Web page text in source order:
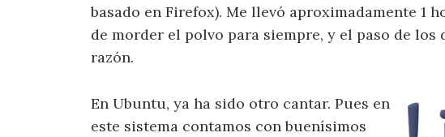
basado en Firefox). Me llevó aproximadamente 1
de morder el polvo para siempre, y el paso de los
razón.
En Ubuntu, ya ha sido otro cantar. Pues en
este sistema contamos con buenísimos